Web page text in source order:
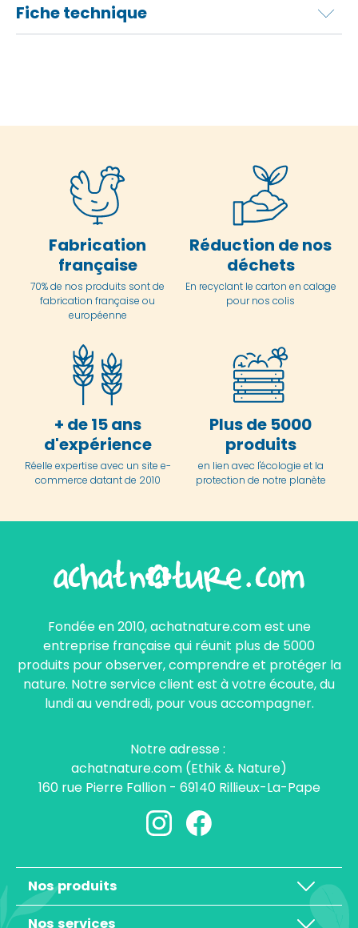
Fiche technique
Fabrication
française
70% de nos produits sont de
fabrication française ou
européenne
Réduction de nos
déchets
En recyclant le carton en calage
pour nos colis
+ de 15 ans
d'expérience
Réelle expertise avec un site e-
commerce datant de 2010
Plus de 5000
produits
en lien avec l'écologie et la
protection de notre planète
Fondée en 2010, achatnature.com est une
entreprise française qui réunit plus de 5000
produits pour observer, comprendre et protéger la
nature. Notre service client est à votre écoute, du
lundi au vendredi, pour vous accompagner.
Notre adresse :
achatnature.com (Ethik & Nature)
160 rue Pierre Fallion - 69140 Rillieux-La-Pape
Nos produits
Nos services